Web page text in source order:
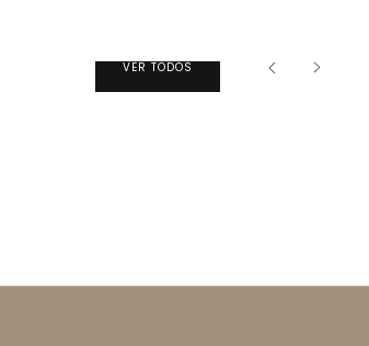
VER TODOS